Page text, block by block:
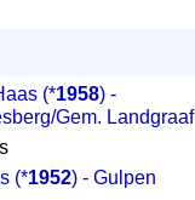
(*1958) -
Gem. Landgraaf
(*1952) - Gulpen